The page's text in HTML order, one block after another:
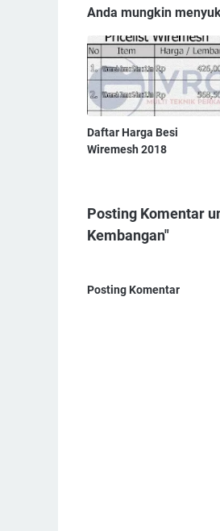
Anda mungkin
Daftar Harga Besi
Wiremesh 2018
Posting Komentar
Kembangan"
Posting Komentar